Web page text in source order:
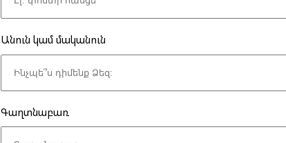
Անուն կամ մականուն
Գաղտնաբառ